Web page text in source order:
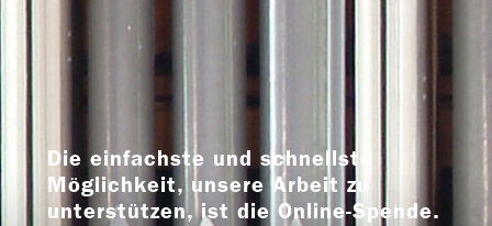
Die einfachste und schnellste
Möglichkeit, unsere Arbeit zu
unterstützen, ist die Online-Spende.